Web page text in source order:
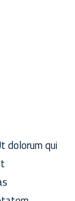
dolorum qui